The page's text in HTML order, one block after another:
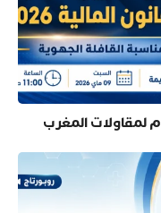
لمقاولات المغرب